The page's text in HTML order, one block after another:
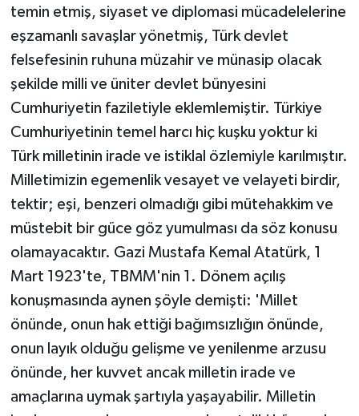
temin etmiş, siyaset ve diplomasi mücadelelerine
eşzamanlı savaşlar yönetmiş, Türk devlet
felsefesinin ruhuna müzahir ve münasip olacak
şekilde milli ve üniter devlet bünyesini
Cumhuriyetin faziletiyle eklemlemiştir. Türkiye
Cumhuriyetinin temel harcı hiç kuşku yoktur ki
Türk milletinin irade ve istiklal özlemiyle karılmıştır.
Milletimizin egemenlik vesayet ve velayeti birdir,
tektir; eşi, benzeri olmadığı gibi mütehakkim ve
müstebit bir güce göz yumulması da söz konusu
olamayacaktır. Gazi Mustafa Kemal Atatürk, 1
Mart 1923'te, TBMM'nin 1. Dönem açılış
konuşmasında aynen şöyle demişti: 'Millet
önünde, onun hak ettiği bağımsızlığın önünde,
onun layık olduğu gelişme ve yenilenme arzusu
önünde, her kuvvet ancak milletin irade ve
amaçlarına uymak şartıyla yaşayabilir. Milletin